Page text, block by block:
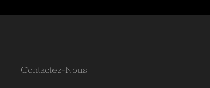
Contactez-Nous